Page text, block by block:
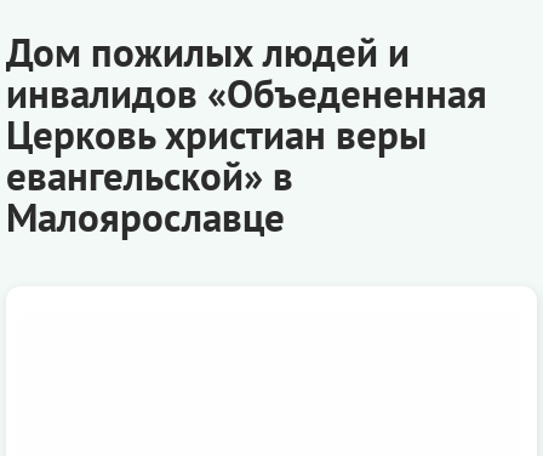
Дом пожилых людей и
инвалидов «Объедененная
Церковь христиан веры
евангельской» в
Малоярославце